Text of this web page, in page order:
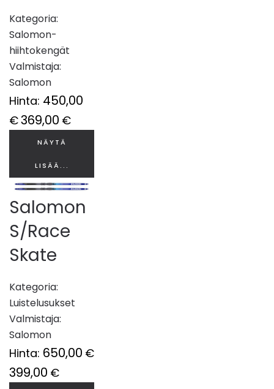
Kategoria:
Salomon-
hiihtokengät
Valmistaja:
Salomon
Hinta: 450,00
€369,00 €
NÄYTÄ
LISÄÄ...
Salomon
S/Race
Skate
Kategoria:
Luistelusukset
Valmistaja:
Salomon
Hinta: 650,00 €
399,00 €